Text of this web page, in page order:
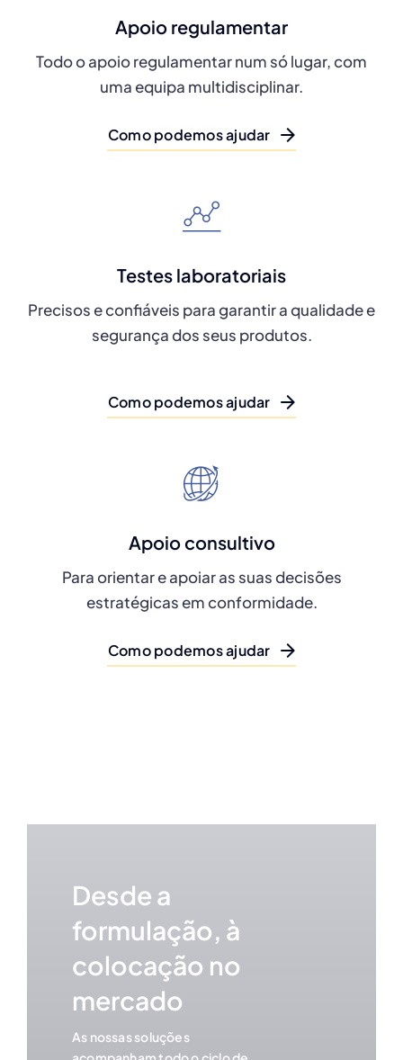
Apoio regulamentar
Todo o apoio regulamentar num só lugar, com
uma equipa multidisciplinar.
Como podemos ajudar
Testes laboratoriais
Precisos e confiáveis para garantir a qualidade e
segurança dos seus produtos.
Como podemos ajudar
Apoio consultivo
Para orientar e apoiar as suas decisões
estratégicas em conformidade.
Como podemos ajudar
Desde a
formulação, à
colocação no
mercado
As nossas soluções